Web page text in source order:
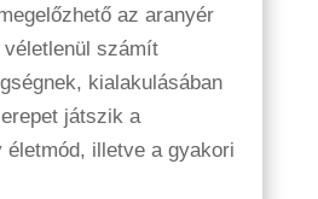
az aranyér
számít
kialakulásában
játszik a
életmód, illetve a gyakori